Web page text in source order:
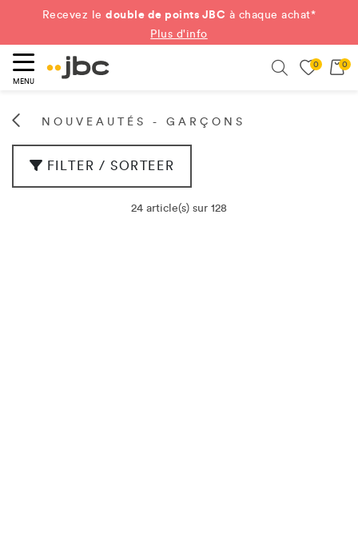
Recevez ledouble de points JBC à chaque achat*
Plus d'info
MENU
0 0
NOUVEAUTÉS - GARÇONS
FILTER / SORTEER
24 article(s) sur 128